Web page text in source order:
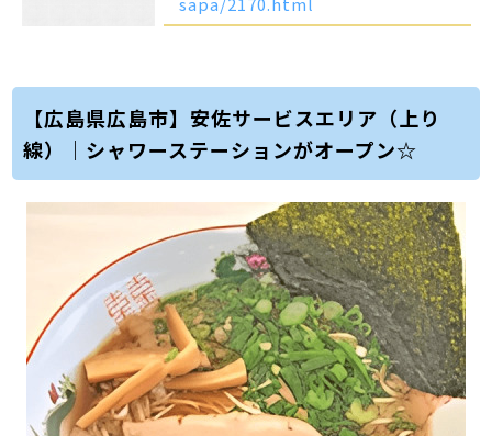
【広島県広島市】安佐サービスエリア（上り
線）｜シャワーステーションがオープン☆